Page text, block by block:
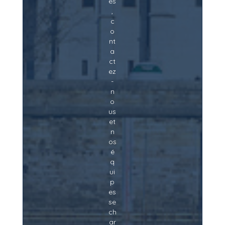
c
o
nt
a
ct
ez
-
n
o
us
et
n
os
é
q
ui
p
es
se
ch
ar